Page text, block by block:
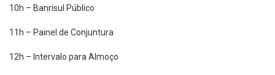
10h – Banrisul Público
11h – Painel de Conjuntura
12h – Intervalo para Almoço